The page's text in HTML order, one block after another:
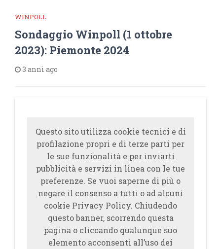
WINPOLL
Sondaggio Winpoll (1 ottobre
2023): Piemonte 2024
3 anni ago
Questo sito utilizza cookie tecnici e di
profilazione propri e di terze parti per
le sue funzionalità e per inviarti
pubblicità e servizi in linea con le tue
preferenze. Se vuoi saperne di più o
negare il consenso a tutti o ad alcuni
cookie Privacy Policy. Chiudendo
questo banner, scorrendo questa
pagina o cliccando qualunque suo
elemento acconsenti all’uso dei